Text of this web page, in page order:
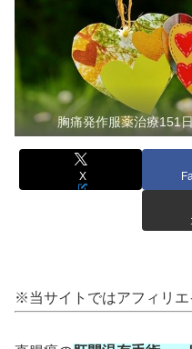
胸痛発作服薬治療151
X
※当サイトではアフィリ